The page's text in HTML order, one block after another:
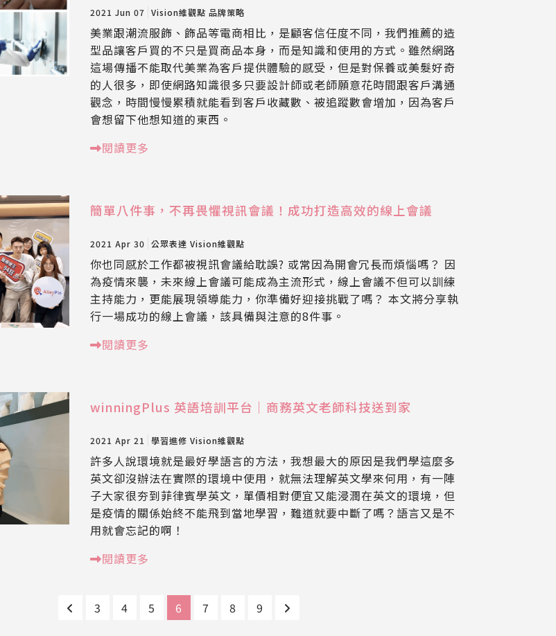
2021 Jun 07 Vision維觀點 品牌策略
美業跟潮流服飾、飾品等電商相比，是顧客信任度不同，我們推薦的造
型品讓客戶買的不只是買商品本身，而是知識和使用的方式。雖然網路
這場傳播不能取代美業為客戶提供體驗的感受，但是對保養或美髮好奇
的人很多，即使網路知識很多只要設計師或老師願意花時間跟客戶溝通
觀念，時間慢慢累積就能看到客戶收藏數、被追蹤數會增加，因為客戶
會想留下他想知道的東西。
閱讀更多
簡單八件事，不再畏懼視訊會議！成功打造高效的線上會議
2021 Apr 30 公眾表達 Vision維觀點
你也同感於工作都被視訊會議給耽誤? 或常因為開會冗長而煩惱嗎？ 因
為疫情來襲，未來線上會議可能成為主流形式，線上會議不但可以訓練
主持能力，更能展現領導能力，你準備好迎接挑戰了嗎？ 本文將分享執
行一場成功的線上會議，該具備與注意的8件事。
閱讀更多
winningPlus 英語培訓平台｜商務英文老師科技送到家
2021 Apr 21 學習進修 Vision維觀點
許多人說環境就是最好學語言的方法，我想最大的原因是我們學這麼多
英文卻沒辦法在實際的環境中使用，就無法理解英文學來何用，有一陣
子大家很夯到菲律賓學英文，單價相對便宜又能浸潤在英文的環境，但
是疫情的關係始終不能飛到當地學習，難道就要中斷了嗎？語言又是不
用就會忘記的啊！
閱讀更多
3 4 5 6 7 8 9